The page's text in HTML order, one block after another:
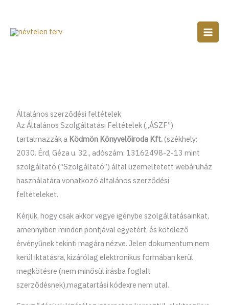
content
Általános szerződési feltételek
Az Általános Szolgáltatási Feltételek („ÁSZF”)
tartalmazzák a Ködmön Könyvelőiroda Kft.(székhely:
2030. Érd, Géza u. 32., adószám: 13162498-2-13 mint
szolgáltató (“Szolgáltató”) által üzemeltetett webáruház
használatára vonatkozó általános szerződési
feltételeket.
Kérjük, hogy csak akkor vegye igénybe szolgáltatásainkat,
amennyiben minden pontjával egyetért, és kötelező
érvényűnek tekinti magára nézve. Jelen dokumentum nem
kerül iktatásra, kizárólag elektronikus formában kerül
megkötésre (nem minősül írásba foglalt
szerződésnek),magatartási kódexre nem utal.